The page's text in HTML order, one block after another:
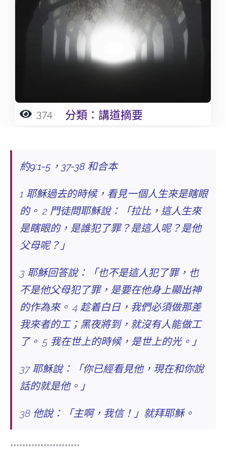
374 分類：講道摘要
約9:1-5，37-38 和合本
1 耶穌過去的時候，看見一個人生來是瞎眼
的。 2 門徒問耶穌說：「拉比，這人生來
是瞎眼的，是誰犯了罪？是這人呢？是他
父母呢？」
3 耶穌回答說：「也不是這人犯了罪，也
不是他父母犯了罪， 是要在他身上顯出神
的作為來。 4 趁着白日，我們必須做那差
我來者的工；黑夜將到，就沒有人能做工
了。 5 我在世上的時候，是世上的光。」
37 耶穌說：「你已經看見他，現在和你說
話的就是他。」
38 他說：「主啊，我信！ 」就拜耶穌。
***********************